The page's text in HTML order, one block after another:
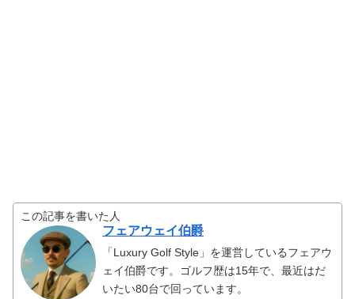
この記事を書いた人
フェアウェイ伯爵
「Luxury Golf Style」を運営しているフェアウ
ェイ伯爵です。ゴルフ歴は15年で、最近はだ
いたい80台で回っています。